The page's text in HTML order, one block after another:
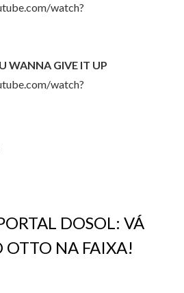
watch?
WANNA GIVE IT UP
watch?
DOSOL: VÁ
OTTO NA FAIXA!